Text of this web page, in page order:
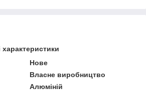
Нове
Власне виробництво
Алюміній